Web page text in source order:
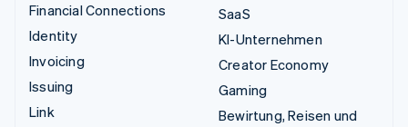
Financial Connections
Identity
Invoicing
Issuing
Link
SaaS
KI-Unternehmen
Creator Economy
Gaming
Bewirtung, Reisen und